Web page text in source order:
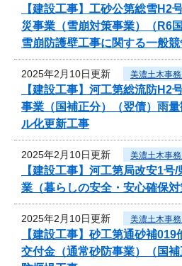
【建設工事】工砂公第総雪
災事業（雪崩対策事業）（R6
雪崩防護壁工事に関する一般
2025年2月10日更新 美濃土木事
【建設工事】河工第総流防
事業（国補正分）（翌債）雨
ル化更新工事
2025年2月10日更新 美濃土木事
【建設工事】河工第局改安1
業（暮らしの安全・安心確保
2025年2月10日更新 美濃土木事
【建設工事】砂工第通砂補
交付金（通常砂防事業）（国